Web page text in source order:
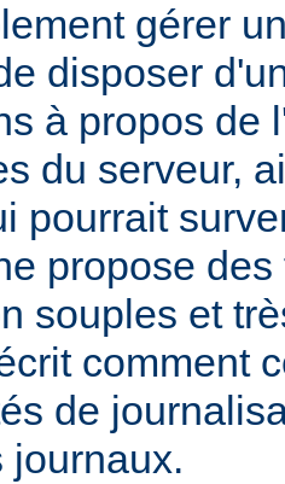
gérer
disposer
à propos de
du serveur,
pourrait
propose
souples et
comment
de
journaux.